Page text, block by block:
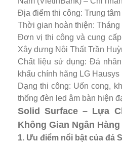
Địa điểm thi công: Trung
Thời gian hoàn thiện: Tháng
Đơn vị thi công và cung
Xây dựng Nội Thất Trần
Chất liệu sử dụng: Đá
khẩu chính hãng LG Hausys
Dạng thi công: Uốn cong,
thống đèn led âm bàn hiện
Solid Surface – Lựa
Không Gian Ngân Hàng
1. Ưu điểm nổi bật của đá